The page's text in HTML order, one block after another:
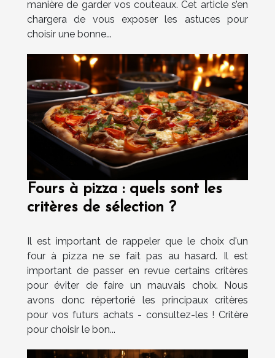
manière de garder vos couteaux. Cet article s’en
chargera de vous exposer les astuces pour
choisir une bonne...
Fours à pizza : quels sont les
critères de sélection ?
Il est important de rappeler que le choix d'un
four à pizza ne se fait pas au hasard. Il est
important de passer en revue certains critères
pour éviter de faire un mauvais choix. Nous
avons donc répertorié les principaux critères
pour vos futurs achats - consultez-les ! Critère
pour choisir le bon...